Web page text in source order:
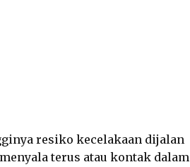
resiko kecelakaan dijalan
terus atau kontak dalam